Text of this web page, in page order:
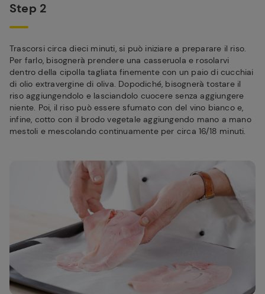
Step 2
Trascorsi circa dieci minuti, si può iniziare a preparare il riso.
Per farlo, bisognerà prendere una casseruola e rosolarvi
dentro della cipolla tagliata finemente con un paio di cucchiai
di olio extravergine di oliva. Dopodiché, bisognerà tostare il
riso aggiungendolo e lasciandolo cuocere senza aggiungere
niente. Poi, il riso può essere sfumato con del vino bianco e,
infine, cotto con il brodo vegetale aggiungendo mano a mano
mestoli e mescolando continuamente per circa 16/18 minuti.